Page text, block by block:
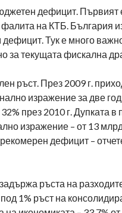
дефицит. Първият
на КТБ. България
Тук е много
за текущата фискална
ръст. През 2009 г.
изражение за две
през 2010 г. Дупката в
изражение – от 13
дефицит –
ръста на
1% ръст на